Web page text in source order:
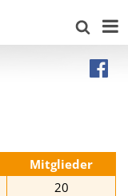
Mitglieder
20